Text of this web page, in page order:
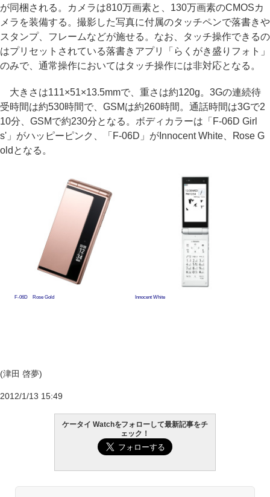
が同梱される。カメラは810万画素と、130万画素のCMOSカ
メラを装備する。撮影した写真に付属のタッチペンで落書きや
スタンプ、フレームなどが施せる。なお、タッチ操作できるの
はプリセットされている落書きアプリ「らくがき盛りフォト」
のみで、通常操作においてはタッチ操作には非対応となる。
大きさは111×51×13.5mmで、重さは約120g。3Gの連続待
受時間は約530時間で、GSMは約260時間。通話時間は3Gで2
10分、GSMで約230分となる。ボディカラーは「F-06D Girl
s'」がハッピーピンク、「F-06D」がInnocent White、Rose G
oldとなる。
F-06D Rose Gold Innocent White
(津田 啓夢)
2012/1/13 15:49
ケータイ Watchをフォローして最新記事をチ
ェック！